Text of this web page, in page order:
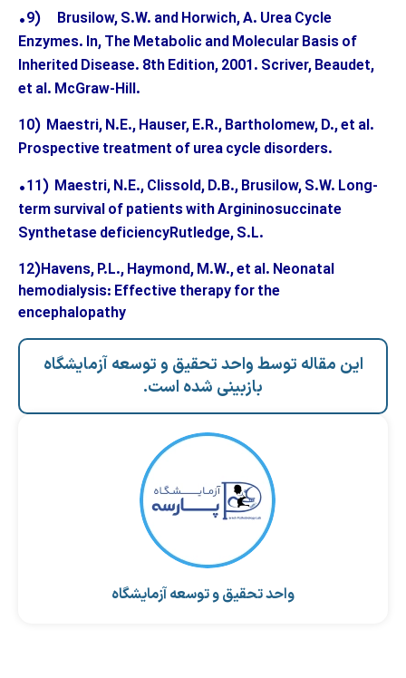
•9) Brusilow, S.W. and Horwich, A. Urea Cycle
Enzymes. In, The Metabolic and Molecular Basis of
Inherited Disease. 8th Edition, 2001. Scriver, Beaudet,
et al. McGraw-Hill.
10) Maestri, N.E., Hauser, E.R., Bartholomew, D., et al.
Prospective treatment of urea cycle disorders.
•11) Maestri, N.E., Clissold, D.B., Brusilow, S.W. Long-
term survival of patients with Argininosuccinate
Synthetase deficiencyRutledge, S.L.
12)Havens, P.L., Haymond, M.W., et al. Neonatal
hemodialysis: Effective therapy for the
encephalopathy
این مقاله توسط واحد تحقیق و توسعه آزمایشگاه
بازبینی شده است.
واحد تحقیق و توسعه آزمایشگاه